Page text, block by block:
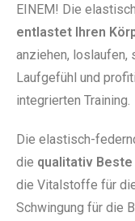
EINEM! Die
entlastet Ihren
anziehen, loslaufen,
Laufgefühl und
integrierten Training.
Die elastisch-
die qualitativ
die Vitalstoffe für
Schwingung für die